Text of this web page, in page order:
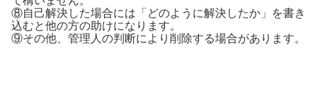
⑧自己解決した場合には「どのように解決したか」を書き
込むと他の方の助けになります。
⑨その他、管理人の判断により削除する場合があります。